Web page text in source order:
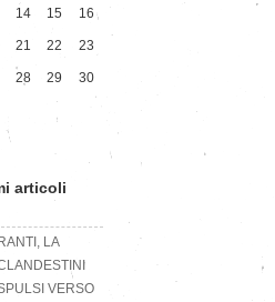
14 15 16
21 22 23
28 29 30
articoli
LA
VERSO